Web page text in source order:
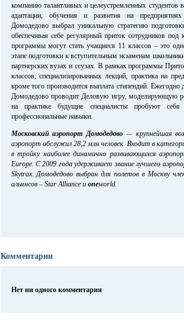
компанию талантливых и целеустремленных студентов
адаптации, обучения и развития на
Домодедово выбрал уникальную стратегию
обеспечивая себе регулярный приток сотрудников
программы могут стать учащиеся 11 классов – это
этапе подготовки к вступительным экзаменам
партнерских вузах и ссузах. В рамках программы
классов, специализированных лекций, практика на
кроме того производится выплата стипендий. Ежегодно
Домодедово проводит Деловую игру, моделирующую
на практике будущие специалисты пробуют
профессиональные навыки.
Московский аэропорт Домодедово— крупнейшая
аэропорт обслужил 28,2 млн человек. Входит в
в тройку наиболее динамично развивающихся
Europe. С 2009 года удерживает звание лучшего
Skytrax. Домодедово выбран для полетов в Москву
альянсов – Star Alliance иoneworld.
Комментарии
Нет ни одного комментария